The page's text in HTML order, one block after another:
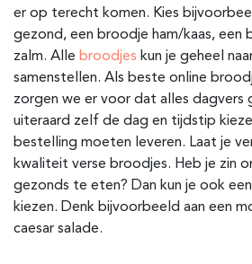
er op terecht komen. Kies
gezond, een broodje ham/kaas, een
zalm. Alle broodjes kun je geheel
samenstellen. Als beste online
zorgen we er voor dat alles dagvers
uiteraard zelf de dag en tijdstip
bestelling moeten leveren. Laat je
kwaliteit verse broodjes. Heb je zin
gezonds te eten? Dan kun je ook
kiezen. Denk bijvoorbeeld aan een
caesar salade.